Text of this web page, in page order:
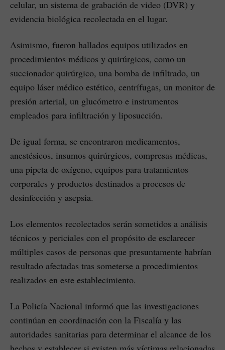
celular, un sistema de grabación de video (DVR) y
evidencia biológica recolectada en el lugar.
Asimismo, fueron hallados equipos utilizados en
procedimientos médicos y quirúrgicos, como un
succionador quirúrgico, una bomba de infiltrado, un
equipo láser médico estético, centrífugas, un monitor de
presión arterial, un glucómetro e instrumentos
empleados para infiltración y liposucción.
De igual forma, se encontraron medicamentos,
anestésicos, insumos quirúrgicos, compresas médicas,
una pipeta de oxígeno, equipos para tratamientos
corporales y productos destinados a procesos de
desinfección y asepsia.
Los elementos recolectados serán sometidos a análisis
técnicos y periciales con el propósito de esclarecer
múltiples casos de personas que presuntamente habrían
resultado afectadas tras someterse a procedimientos
realizados en este establecimiento.
La Policía Nacional informó que las investigaciones
continúan en coordinación con la Fiscalía y las
autoridades sanitarias para determinar el alcance de los